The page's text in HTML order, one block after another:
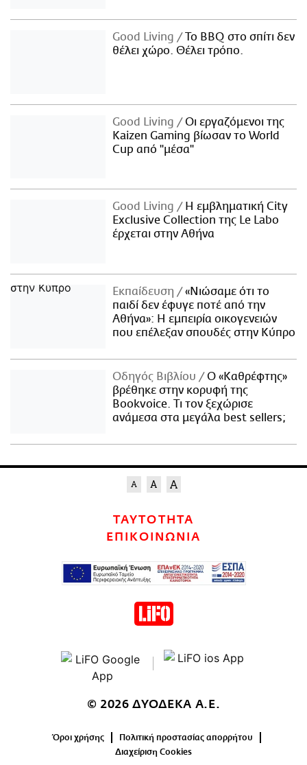
Good Living
Το BBQ στο σπίτι δεν
θέλει χώρο. Θέλει τρόπο.
Good Living
Οι εργαζόμενοι της
Kaizen Gaming βίωσαν το World
Cup από "μέσα"
Good Living
Η εμβληματική City
Exclusive Collection της Le Labo
έρχεται στην Αθήνα
Εκπαίδευση
«Νιώσαμε ότι το
παιδί δεν έφυγε ποτέ από την
Αθήνα»: Η εμπειρία οικογενειών
που επέλεξαν σπουδές στην Κύπρο
Οδηγός Βιβλίου
Ο «Καθρέφτης»
βρέθηκε στην κορυφή της
Bookvoice. Τι τον ξεχώρισε
ανάμεσα στα μεγάλα best sellers;
ΤΑΥΤΟΤΗΤΑ
ΕΠΙΚΟΙΝΩΝΙΑ
© 2026 ΔΥΟΔΕΚΑ Α.Ε.
Όροι χρήσης
Πολιτική προστασίας απορρήτου
Διαχείριση Cookies